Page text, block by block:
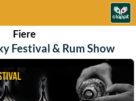
Fiere
Festival & Rum Show